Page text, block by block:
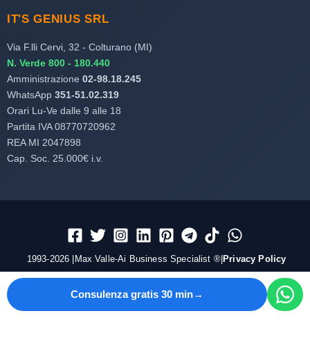
IT'S GENIUS SRL
Via F.lli Cervi, 32 - Colturano (MI)
N. Verde 800 - 180.440
Amministrazione 02-98.18.245
WhatsApp 351-51.02.319
Orari Lu-Ve dalle 9 alle 18
Partita IVA 08770720962
REA MI 2047898
Cap. Soc. 25.000€ i.v.
1993-2026 |Max Valle-Ai Business Specialist ®| Privacy Policy
Consulenza gratis 30 min